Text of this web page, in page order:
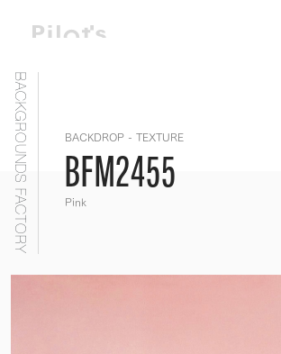
BACKGROUNDS FACTORY BACKDROP - TEXTURE
BFM2455
Pink